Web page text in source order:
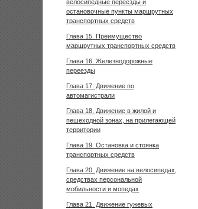
велосипедные переезды и
остановочные пункты маршрутных
транспортных средств
Глава 15. Преимущество
маршрутных транспортных средств
Глава 16. Железнодорожные
переезды
Глава 17. Движение по
автомагистрали
Глава 18. Движение в жилой и
пешеходной зонах, на прилегающей
территории
Глава 19. Остановка и стоянка
транспортных средств
Глава 20. Движение на велосипедах,
средствах персональной
мобильности и мопедах
Глава 21. Движение гужевых